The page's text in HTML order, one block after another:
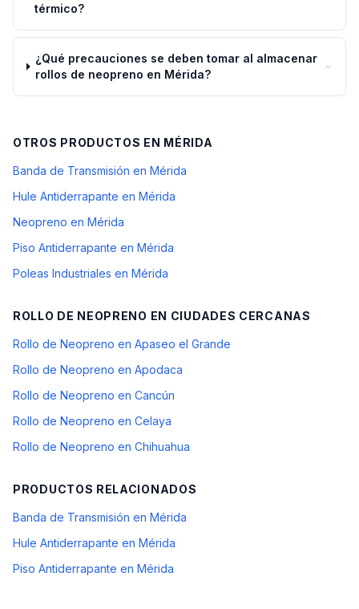
térmico?
¿Qué precauciones se deben tomar al almacenar
rollos de neopreno en Mérida?
OTROS PRODUCTOS EN MÉRIDA
Banda de Transmisión en Mérida
Hule Antiderrapante en Mérida
Neopreno en Mérida
Piso Antiderrapante en Mérida
Poleas Industriales en Mérida
ROLLO DE NEOPRENO EN CIUDADES CERCANAS
Rollo de Neopreno en Apaseo el Grande
Rollo de Neopreno en Apodaca
Rollo de Neopreno en Cancún
Rollo de Neopreno en Celaya
Rollo de Neopreno en Chihuahua
PRODUCTOS RELACIONADOS
Banda de Transmisión en Mérida
Hule Antiderrapante en Mérida
Piso Antiderrapante en Mérida